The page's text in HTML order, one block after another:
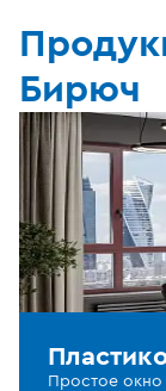
Бирюч
Простое окно